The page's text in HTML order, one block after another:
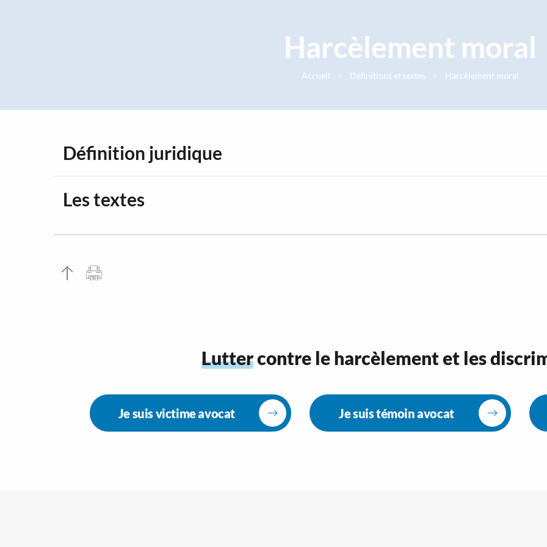
Harcèlement moral
Accueil Définitions et textes Harcèlement moral
Définition juridique
Les textes
Luttercontre le harcèlement et les
Je suis victime avocat Je suis témoin avocat